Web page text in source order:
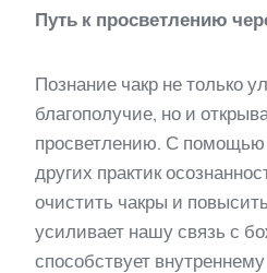
Путь к просветлению
Познание чакр не только
благополучие, но и
просветлению. С
других практик
очистить чакры и
усиливает нашу связь с
способствует